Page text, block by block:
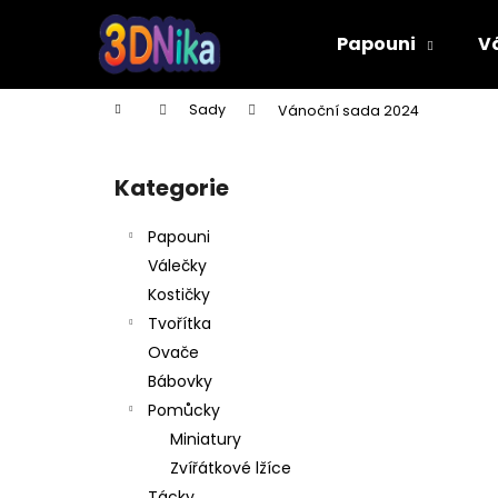
Papouni
Domů Sady Vánoční sada 2024
Přeskočit
kategorie
Kategorie
Papouni
Válečky
Kostičky
Tvořítka
Ovače
Bábovky
Pomůcky
Miniatury
Zvířátkové lžíce
í
Zpět
do
Zpět
do
PÍŠŤALKA